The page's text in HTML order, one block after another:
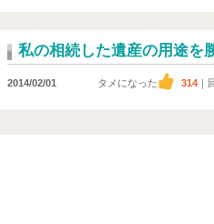
私の相続した遺産の用途を
2014/02/01 タメになった 314 ｜